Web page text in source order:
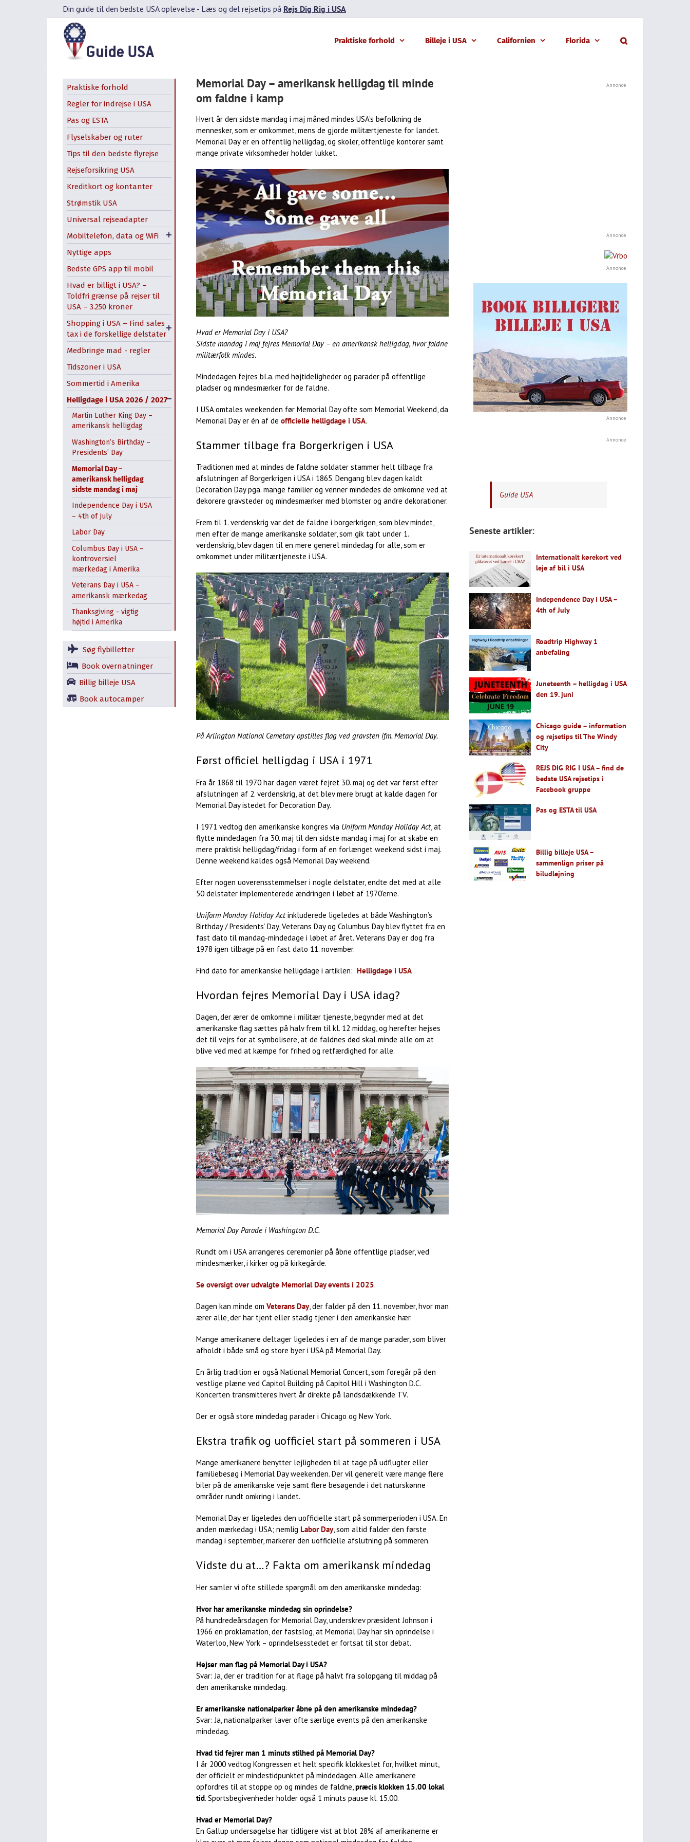
Din guide til den bedste USA oplevelse - Læs og del rejsetips på Rejs Dig Rig i USA
Praktiske forhold Billeje i USA Californien Florida
Memorial Day – amerikansk helligdag til minde
om faldne i kamp
Hvert år den sidste mandag i maj måned mindes USA’s befolkning de
mennesker, som er omkommet, mens de gjorde militærtjeneste for landet.
Memorial Day er en offentlig helligdag, og skoler, offentlige kontorer samt
mange private virksomheder holder lukket.
Hvad er Memorial Day i USA?
Sidste mandag i maj fejres Memorial Day – en amerikansk helligdag, hvor faldne
militærfolk mindes.
Mindedagen fejres bl.a. med højtideligheder og parader på offentlige
pladser og mindesmærker for de faldne.
I USA omtales weekenden før Memorial Day ofte som Memorial Weekend, da
Memorial Day er én af de officielle helligdage i USA.
Stammer tilbage fra Borgerkrigen i USA
Traditionen med at mindes de faldne soldater stammer helt tilbage fra
afslutningen af Borgerkrigen i USA i 1865. Dengang blev dagen kaldt
Decoration Day pga. mange familier og venner mindedes de omkomne ved at
dekorere gravsteder og mindesmærker med blomster og andre dekorationer.
Frem til 1. verdenskrig var det de faldne i borgerkrigen, som blev mindet,
men efter de mange amerikanske soldater, som gik tabt under 1.
verdenskrig, blev dagen til en mere generel mindedag for alle, som er
omkommet under militærtjeneste i USA.
På Arlington National Cemetary opstilles flag ved gravsten ifm. Memorial Day.
Først officiel helligdag i USA i 1971
Fra år 1868 til 1970 har dagen været fejret 30. maj og det var først efter
afslutningen af 2. verdenskrig, at det blev mere brugt at kalde dagen for
Memorial Day istedet for Decoration Day.
I 1971 vedtog den amerikanske kongres via Uniform Monday Holiday Act, at
flytte mindedagen fra 30. maj til den sidste mandag i maj for at skabe en
mere praktisk helligdag/fridag i form af en forlænget weekend sidst i maj.
Denne weekend kaldes også Memorial Day weekend.
Efter nogen uoverensstemmelser i nogle delstater, endte det med at alle
50 delstater implementerede ændringen i løbet af 1970’erne.
Uniform Monday Holiday Actinkluderede ligeledes at både Washington’s
Birthday / Presidents’ Day, Veterans Day og Columbus Day blev flyttet fra en
fast dato til mandag-mindedage i løbet af året. Veterans Day er dog fra
1978 igen tilbage på en fast dato 11. november.
Find dato for amerikanske helligdage i artiklen: Helligdage i USA
Hvordan fejres Memorial Day i USA idag?
Dagen, der ærer de omkomne i militær tjeneste, begynder med at det
amerikanske flag sættes på halv frem til kl. 12 middag, og herefter hejses
det til vejrs for at symbolisere, at de faldnes død skal minde alle om at
blive ved med at kæmpe for frihed og retfærdighed for alle.
Memorial Day Parade i Washington D.C.
Rundt om i USA arrangeres ceremonier på åbne offentlige pladser, ved
mindesmærker, i kirker og på kirkegårde.
Se oversigt over udvalgte Memorial Day events i 2025.
Dagen kan minde om Veterans Day, der falder på den 11. november, hvor man
ærer alle, der har tjent eller stadig tjener i den amerikanske hær.
Mange amerikanere deltager ligeledes i en af de mange parader, som bliver
afholdt i både små og store byer i USA på Memorial Day.
En årlig tradition er også National Memorial Concert, som foregår på den
vestlige plæne ved Capitol Building på Capitol Hill i Washington D.C.
Koncerten transmitteres hvert år direkte på landsdækkende TV.
Der er også store mindedag parader i Chicago og New York.
Ekstra trafik og uofficiel start på sommeren i USA
Mange amerikanere benytter lejligheden til at tage på udflugter eller
familiebesøg i Memorial Day weekenden. Der vil generelt være mange flere
biler på de amerikanske veje samt flere besøgende i det naturskønne
områder rundt omkring i landet.
Memorial Day er ligeledes den uofficielle start på sommerperioden i USA. En
anden mærkedag i USA; nemlig Labor Day, som altid falder den første
mandag i september, markerer den uofficielle afslutning på sommeren.
Vidste du at…? Fakta om amerikansk mindedag
Her samler vi ofte stillede spørgmål om den amerikanske mindedag:
Hvor har amerikanske mindedag sin oprindelse?
På hundredeårsdagen for Memorial Day, underskrev præsident Johnson i
1966 en proklamation, der fastslog, at Memorial Day har sin oprindelse i
Waterloo, New York – oprindelsesstedet er fortsat til stor debat.
Hejser man flag på Memorial Day i USA?
Svar: Ja, der er tradition for at flage på halvt fra solopgang til middag på
den amerikanske mindedag.
Er amerikanske nationalparker åbne på den amerikanske mindedag?
Svar: Ja, nationalparker laver ofte særlige events på den amerikanske
mindedag.
Hvad tid fejrer man 1 minuts stilhed på Memorial Day?
I år 2000 vedtog Kongressen et helt specifik klokkeslet for, hvilket minut,
der officielt er mindestidpunktet på mindedagen. Alle amerikanere
opfordres til at stoppe op og mindes de faldne, præcis klokken 15.00 lokal
tid. Sportsbegivenheder holder også 1 minuts pause kl. 15.00.
Hvad er Memorial Day?
En Gallup undersøgelse har tidligere vist at blot 28% af amerikanerne er
Praktiske forhold
Regler for indrejse i USA
Pas og ESTA
Flyselskaber og ruter
Tips til den bedste flyrejse
Rejseforsikring USA
Kreditkort og kontanter
Strømstik USA
Universal rejseadapter
Mobiltelefon, data og WiFi
3LikeHome USA
Nyttige apps
Bedste GPS app til mobil
Hvad er billigt i USA? –
Toldfri grænse på rejser til
USA – 3.250 kroner
Shopping i USA – Find sales
tax i de forskellige delstater
Opnå de bedste priser i
outlets i USA
Medbringe mad - regler
Tidszoner i USA
Sommertid i Amerika
Helligdage i USA 2026 / 2027
Martin Luther King Day –
amerikansk helligdag
Washington’s Birthday –
Presidents’ Day
Memorial Day –
amerikansk helligdag
sidste mandag i maj
Independence Day i USA
– 4th of July
Labor Day
Columbus Day i USA –
kontroversiel
mærkedag i Amerika
Veterans Day i USA –
amerikansk mærkedag
Thanksgiving - vigtig
højtid i Amerika
Søg flybilletter
Book overnatninger
Billig billeje USA
Book autocamper
Annonce
Annonce
Annonce
Annonce
Annonce
Guide USA
Seneste artikler:
Internationalt kørekort ved
leje af bil i USA
Independence Day i USA –
4th of July
Roadtrip Highway 1
anbefaling
Juneteenth – helligdag i USA
den 19. juni
Chicago guide – information
og rejsetips til The Windy
City
REJS DIG RIG I USA – find de
bedste USA rejsetips i
Facebook gruppe
Pas og ESTA til USA
Billig billeje USA –
sammenlign priser på
biludlejning